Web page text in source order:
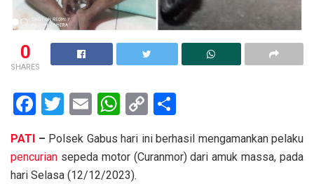
0
SHARES
F
ce
b
T
tt
er
E
ail
W
at
s
C
py ar
e
PATI – Polsek Gabus hari ini berhasil mengamankan pelaku
pencurian sepeda motor (Curanmor) dari amuk massa, pada
hari Selasa (12/12/2023).